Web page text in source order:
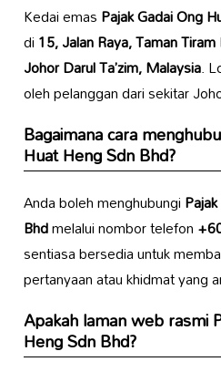
Kedai emasPajak Gadai Ong
di15, Jalan Raya, Taman
Johor Darul Ta’zim, Malaysia.
oleh pelanggan dari sekitar
Bagaimana cara
Huat Heng Sdn Bhd?
Anda boleh menghubungi
Bhdmelalui nombor telefon
sentiasa bersedia untuk
pertanyaan atau khidmat yang
Apakah laman web rasmi
Heng Sdn Bhd?